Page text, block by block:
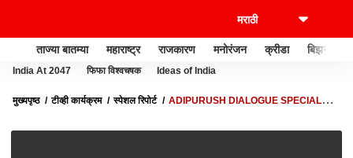
ताज्या बातम्या महाराष्ट्र राजकारण मनोरंजन क्रीडा बिझनेस
India At 2047 फिफा विश्वचषक Ideas of India
मुख्यपृष्ठ टीव्ही कार्यक्रम स्पेशल रिपोर्ट
ADIPURUSH DIALOGUE SPECIAL